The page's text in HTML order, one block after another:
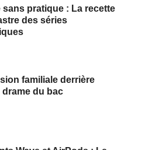
sans pratique : La recette
des séries
familiale derrière
du bac